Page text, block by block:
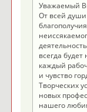
Уважаемый
От всей
всегда
каждый
и чувство
Творческих
новых
нашего